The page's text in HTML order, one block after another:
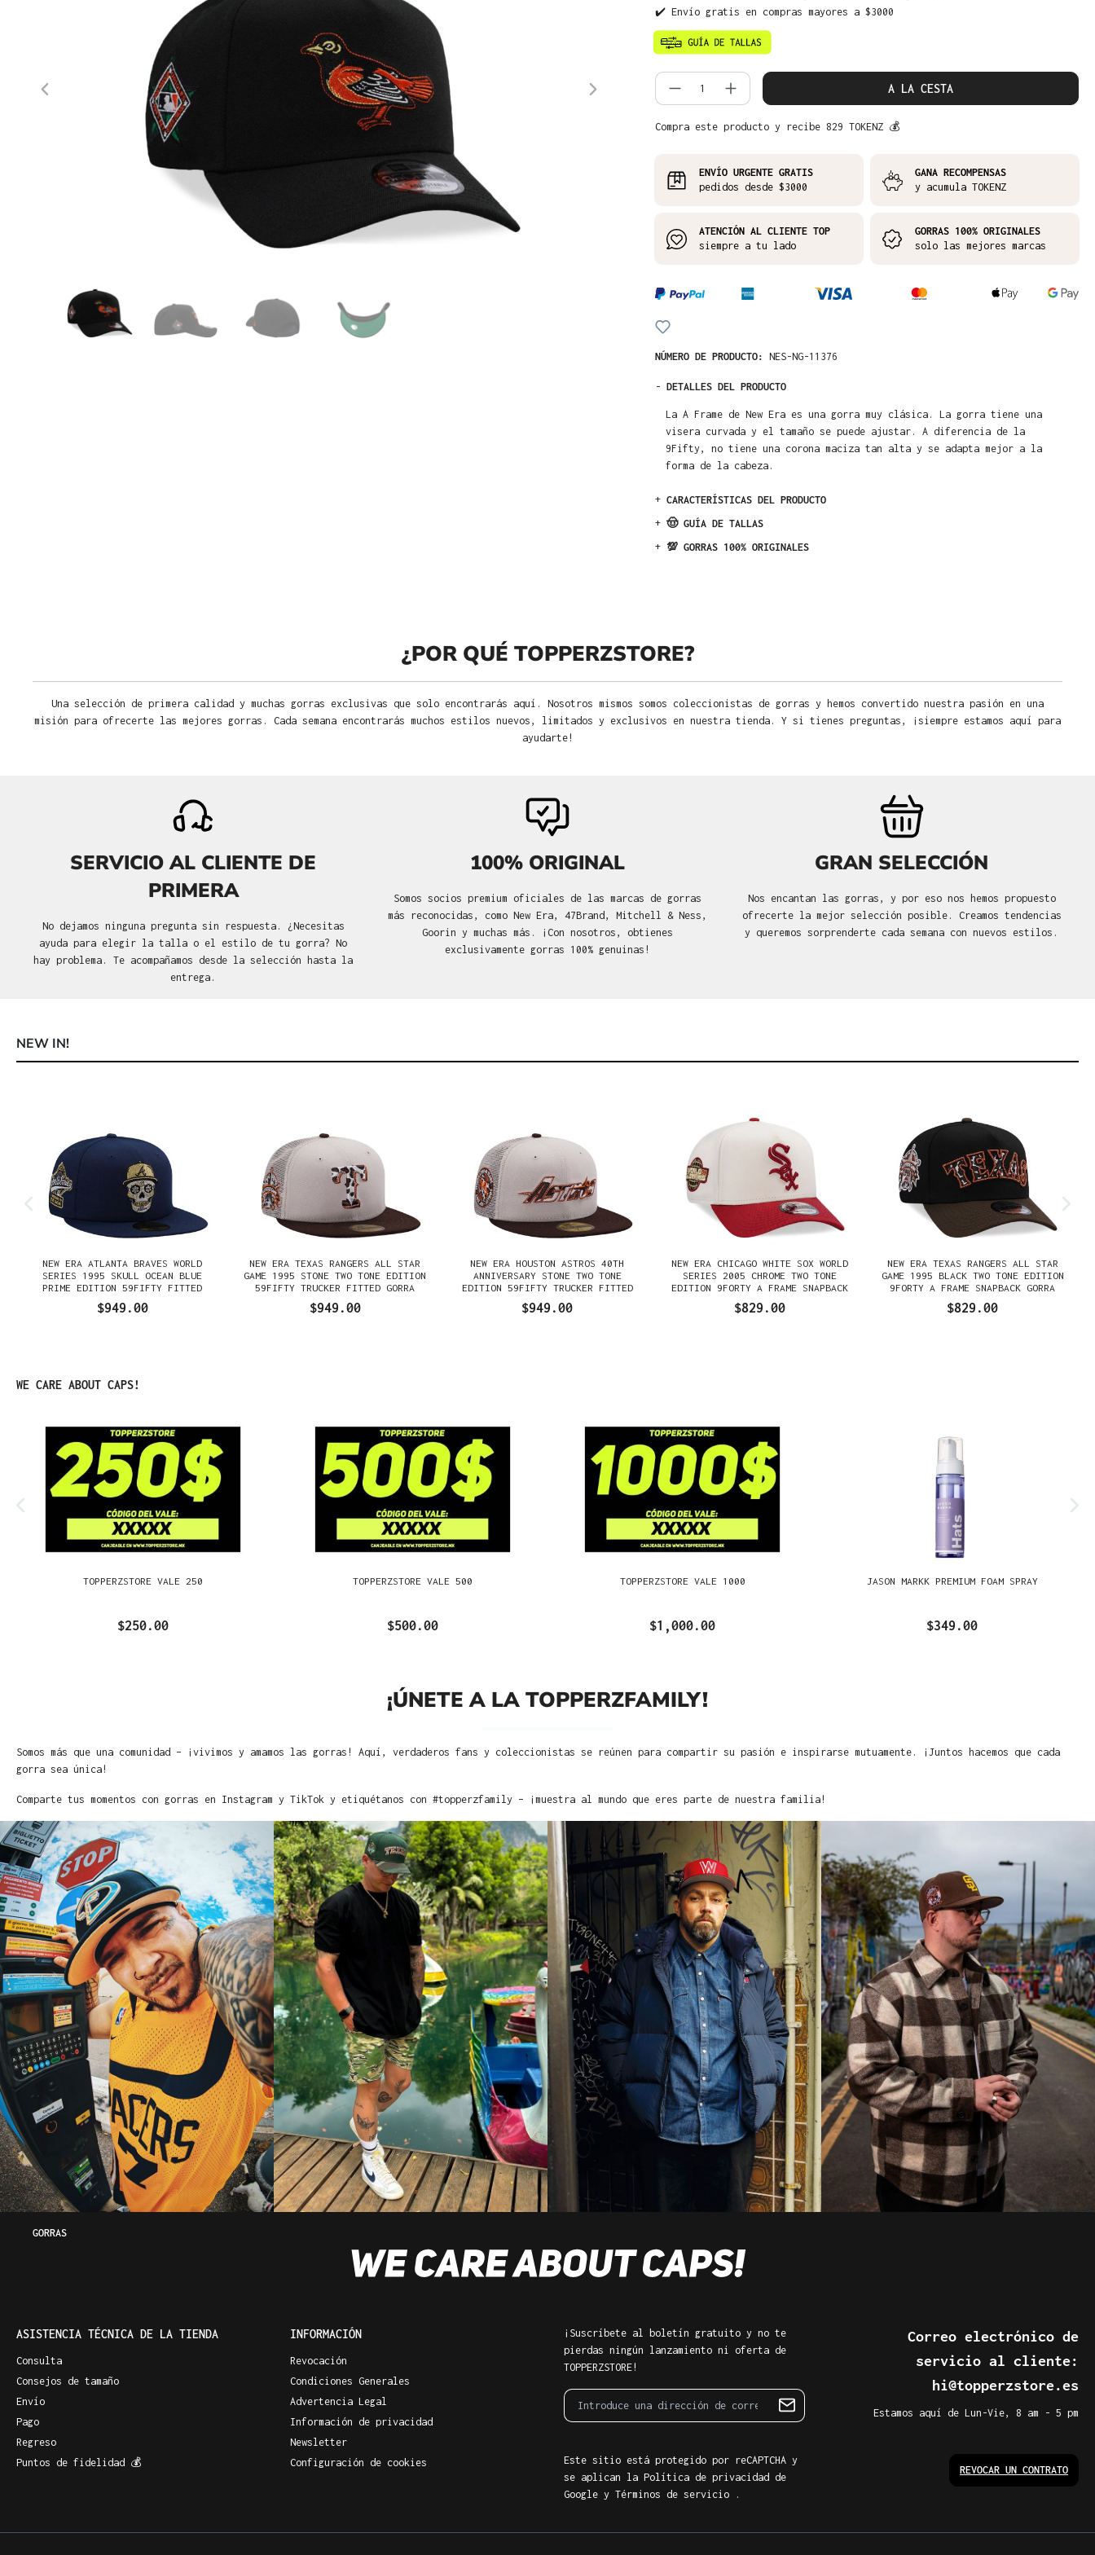
✔️ Envío gratis en compras mayores a $3000
Cantidad del producto: introduce la
A LA CESTA
Compra este producto y recibe 829 TOKENZ 💰
ENVÍO URGENTE GRATIS
pedidos desde $3000
GANA RECOMPENSAS
y acumula TOKENZ
ATENCIÓN AL CLIENTE TOP
siempre a tu lado
GORRAS 100% ORIGINALES
solo las mejores marcas
NÚMERO DE PRODUCTO: NES-NG-11376
- DETALLES DEL PRODUCTO
La A Frame de New Era es una gorra muy clásica. La gorra tiene una
visera curvada y el tamaño se puede ajustar. A diferencia de la
9Fifty, no tiene una corona maciza tan alta y se adapta mejor a la
forma de la cabeza.
+ CARACTERÍSTICAS DEL PRODUCTO
+ 🤠 GUÍA DE TALLAS
+ 💯 GORRAS 100% ORIGINALES
¿POR QUÉ TOPPERZSTORE?
Una selección de primera calidad y muchas gorras exclusivas que solo encontrarás aquí. Nosotros mismos somos coleccionistas de gorras y hemos convertido nuestra pasión en una
misión para ofrecerte las mejores gorras. Cada semana encontrarás muchos estilos nuevos, limitados y exclusivos en nuestra tienda. Y si tienes preguntas, ¡siempre estamos aquí para
ayudarte!
SERVICIO AL CLIENTE DE
PRIMERA
No dejamos ninguna pregunta sin respuesta. ¿Necesitas
ayuda para elegir la talla o el estilo de tu gorra? No
hay problema. Te acompañamos desde la selección hasta la
entrega.
100% ORIGINAL
Somos socios premium oficiales de las marcas de gorras
más reconocidas, como New Era, 47Brand, Mitchell & Ness,
Goorin y muchas más. ¡Con nosotros, obtienes
exclusivamente gorras 100% genuinas!
GRAN SELECCIÓN
Nos encantan las gorras, y por eso nos hemos propuesto
ofrecerte la mejor selección posible. Creamos tendencias
y queremos sorprenderte cada semana con nuevos estilos.
NEW IN!
NEW ERA ATLANTA BRAVES WORLD
SERIES 1995 SKULL OCEAN BLUE
PRIME EDITION 59FIFTY FITTED
$949.00
NEW ERA TEXAS RANGERS ALL STAR
GAME 1995 STONE TWO TONE EDITION
59FIFTY TRUCKER FITTED GORRA
$949.00
NEW ERA HOUSTON ASTROS 40TH
ANNIVERSARY STONE TWO TONE
EDITION 59FIFTY TRUCKER FITTED
$949.00
NEW ERA CHICAGO WHITE SOX WORLD
SERIES 2005 CHROME TWO TONE
EDITION 9FORTY A FRAME SNAPBACK
$829.00
NEW ERA TEXAS RANGERS ALL STAR
GAME 1995 BLACK TWO TONE EDITION
9FORTY A FRAME SNAPBACK GORRA
$829.00
Omitir la galería de productos
WE CARE ABOUT CAPS!
TOPPERZSTORE VALE 250
$250.00
TOPPERZSTORE VALE 500
$500.00
TOPPERZSTORE VALE 1000
$1,000.00
JASON MARKK PREMIUM FOAM SPRAY
$349.00
¡ÚNETE A LA TOPPERZFAMILY!
Somos más que una comunidad – ¡vivimos y amamos las gorras! Aquí, verdaderos fans y coleccionistas se reúnen para compartir su pasión e inspirarse mutuamente. ¡Juntos hacemos que cada
gorra sea única!
Comparte tus momentos con gorras en Instagram y TikTok y etiquétanos con #topperzfamily – ¡muestra al mundo que eres parte de nuestra familia!
GORRAS
ASISTENCIA TÉCNICA DE LA TIENDA
Consulta
Consejos de tamaño
Envío
Pago
Regreso
Puntos de fidelidad 💰
INFORMACIÓN
Revocación
Condiciones Generales
Advertencia Legal
Información de privacidad
Newsletter
Configuración de cookies
¡Suscríbete al boletín gratuito y no te
pierdas ningún lanzamiento ni oferta de
TOPPERZSTORE!
Este sitio está protegido por reCAPTCHA y
se aplican la Política de privacidad de
Google y Términos de servicio .
Correo electrónico de
servicio al cliente:
hi@topperzstore.es
Estamos aquí de Lun-Vie, 8 am - 5 pm
REVOCAR UN CONTRATO